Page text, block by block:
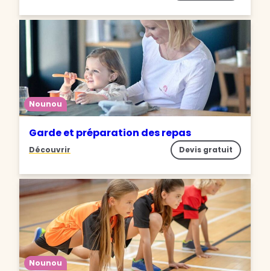
Nounou
Garde et préparation des repas
Découvrir Devis gratuit
Nounou